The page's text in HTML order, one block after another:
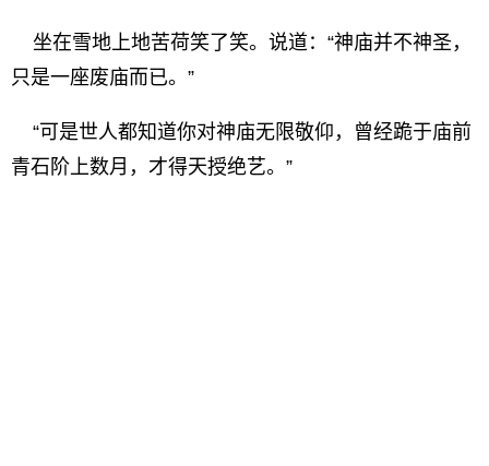
坐在雪地上地苦荷笑了笑。说道：“神庙并不神圣，
只是一座废庙而已。”
“可是世人都知道你对神庙无限敬仰，曾经跪于庙前
青石阶上数月，才得天授绝艺。”